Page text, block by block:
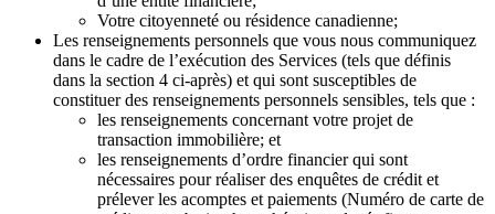
Votre citoyenneté ou résidence canadienne;
Les renseignements personnels que vous nous communiquez
dans le cadre de l’exécution des Services (tels que définis
dans la section 4 ci-après) et qui sont susceptibles de
constituer des renseignements personnels sensibles, tels que :
les renseignements concernant votre projet de
transaction immobilière; et
les renseignements d’ordre financier qui sont
nécessaires pour réaliser des enquêtes de crédit et
prélever les acomptes et paiements (Numéro de carte de